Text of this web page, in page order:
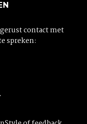
contact met
spreken: